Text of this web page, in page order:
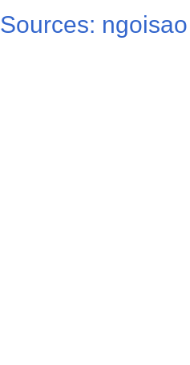
Sources: ngoisao